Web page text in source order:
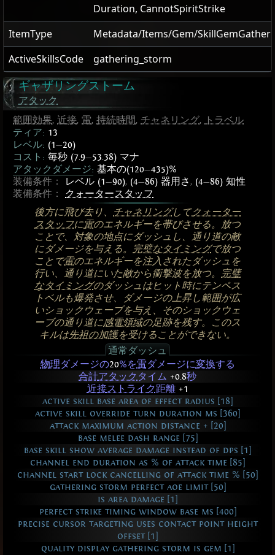
Duration, CannotSpiritStrike
ItemType
Metadata/Items/Gem/
ActiveSkillsCode
gathering_storm
ギャザリングストーム
アタック
範囲効果, 近接, 雷, 持続時間, チャネリング,
トラベル
ティア: 13
レベル: (1—20)
コスト: 毎秒 (7.9—53.38) マナ
アタックダメージ: 基本の(120—435)%
装備条件：
レベル (1—90), (4—86) 器用さ, (4—86) 知性
装備条件：
クォータースタッフ
後方に飛び去り、
チャネリングしてクォーター
スタッフに雷のエネルギーを帯びさせる。放つ
ことで、対象の地点にダッシュし、通り道の敵
にダメージを与える。
完璧なタイミングで放つ
ことで雷のエネルギーを注入されたダッシュを
行い、通り道にいた敵から衝撃波を放つ。
完璧
なタイミングのダッシュはヒット時にテンペス
トベルも爆発させ、ダメージの上昇し範囲が広
いショックウェーブを与え、そのショックウェ
ーブの通り道に感電領域の足跡を残す。このス
キルは先祖の加護を受けることができない。
通常ダッシュ
物理ダメージの20%を雷ダメージに変換する
合計アタック タイム +0.8秒
近接ストライク距離 +1
active skill base area of effect radius [18]
active skill override turn duration ms [360]
attack maximum action distance + [20]
base melee dash range [75]
base skill show average damage instead of dps [1]
channel end duration as % of attack time [85]
channel start lock cancelling of attack time % [50]
gathering storm perfect aoe limit [50]
is area damage [1]
perfect strike timing window base ms [400]
precise cursor targeting uses contact point height
offset [1]
quality display gathering storm is gem [1]